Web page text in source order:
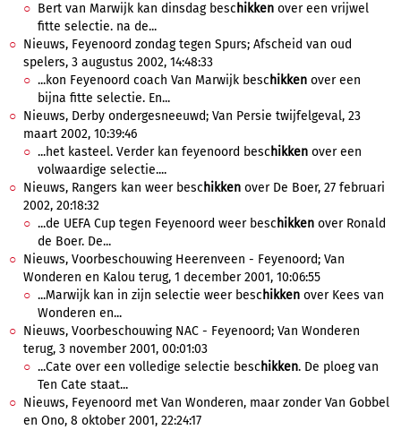
Bert van Marwijk kan dinsdag besc hikken over een vrijwel
fitte selectie. na de...
Nieuws, Feyenoord zondag tegen Spurs; Afscheid van oud
spelers, 3 augustus 2002, 14:48:33
...kon Feyenoord coach Van Marwijk besc hikken over een
bijna fitte selectie. En...
Nieuws, Derby ondergesneeuwd; Van Persie twijfelgeval, 23
maart 2002, 10:39:46
...het kasteel. Verder kan feyenoord besc hikken over een
volwaardige selectie....
Nieuws, Rangers kan weer besc hikken over De Boer, 27 februari
2002, 20:18:32
...de UEFA Cup tegen Feyenoord weer besc hikken over Ronald
de Boer. De...
Nieuws, Voorbeschouwing Heerenveen - Feyenoord; Van
Wonderen en Kalou terug, 1 december 2001, 10:06:55
...Marwijk kan in zijn selectie weer besc hikken over Kees van
Wonderen en...
Nieuws, Voorbeschouwing NAC - Feyenoord; Van Wonderen
terug, 3 november 2001, 00:01:03
...Cate over een volledige selectie besc hikken. De ploeg van
Ten Cate staat...
Nieuws, Feyenoord met Van Wonderen, maar zonder Van Gobbel
en Ono, 8 oktober 2001, 22:24:17